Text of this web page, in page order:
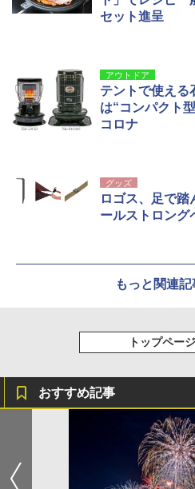
セット進呈
アウトドア
テントで使える
は“コンパクト
コロナ
グッズ
ロゴス、足で踏
ールストロング
もっと関連
トップペー
おすすめ記事